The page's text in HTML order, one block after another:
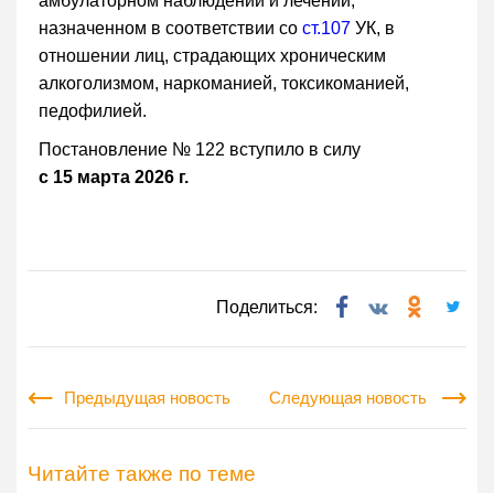
назначенном в соответствии со ст.107 УК, в
отношении лиц, страдающих хроническим
алкоголизмом, наркоманией, токсикоманией,
педофилией.
Постановление № 122 вступило в силу
с 15 марта 2026 г.
Поделиться:
Предыдущая новость Следующая новость
Читайте также по теме